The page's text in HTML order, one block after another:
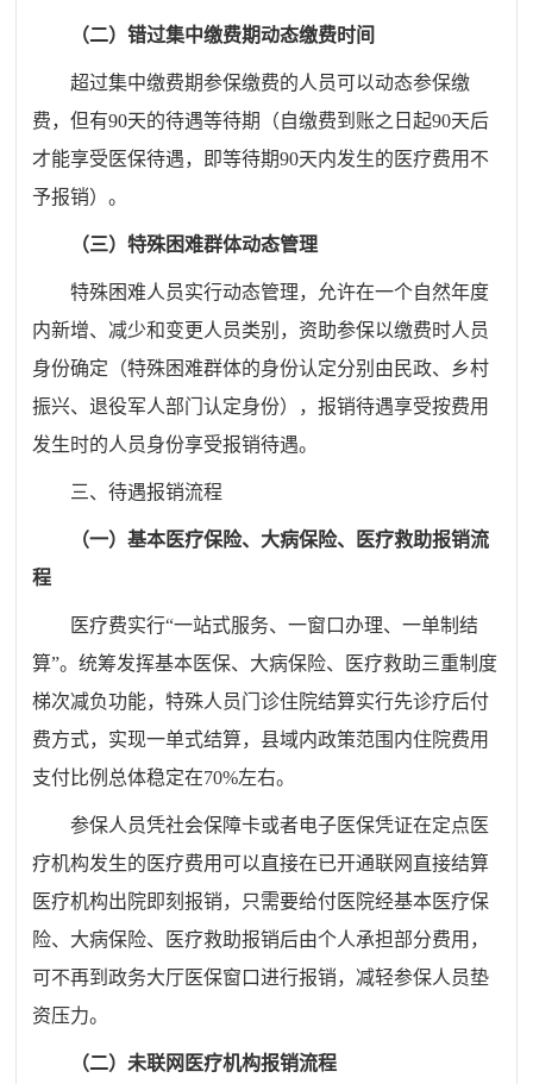
（二）错过集中缴费期动态缴费时间
超过集中缴费期参保缴费的人员可以动态参保缴
费，但有90天的待遇等待期（自缴费到账之日起90天后
才能享受医保待遇，即等待期90天内发生的医疗费用不
予报销）。
（三）特殊困难群体动态管理
特殊困难人员实行动态管理，允许在一个自然年度
内新增、减少和变更人员类别，资助参保以缴费时人员
身份确定（特殊困难群体的身份认定分别由民政、乡村
振兴、退役军人部门认定身份），报销待遇享受按费用
发生时的人员身份享受报销待遇。
三、待遇报销流程
（一）基本医疗保险、大病保险、医疗救助报销流
程
医疗费实行“一站式服务、一窗口办理、一单制结
算”。统筹发挥基本医保、大病保险、医疗救助三重制度
梯次减负功能，特殊人员门诊住院结算实行先诊疗后付
费方式，实现一单式结算，县域内政策范围内住院费用
支付比例总体稳定在70%左右。
参保人员凭社会保障卡或者电子医保凭证在定点医
疗机构发生的医疗费用可以直接在已开通联网直接结算
医疗机构出院即刻报销，只需要给付医院经基本医疗保
险、大病保险、医疗救助报销后由个人承担部分费用，
可不再到政务大厅医保窗口进行报销，减轻参保人员垫
资压力。
（二）未联网医疗机构报销流程